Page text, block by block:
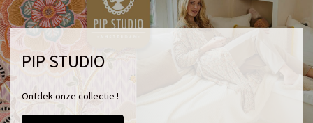
PIP STUDIO
Ontdek onze collectie !